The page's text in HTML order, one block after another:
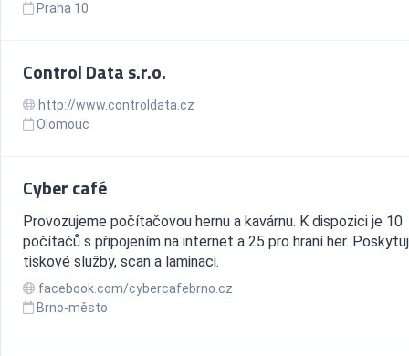
Praha 10
Control Data s.r.o.
http://www.controldata.cz
Olomouc
Cyber café
Provozujeme počítačovou hernu a kavárnu. K dispozici je 10
počítačů s připojením na internet a 25 pro hraní her.
tiskové služby, scan a laminaci.
facebook.com/cybercafebrno.cz
Brno-město